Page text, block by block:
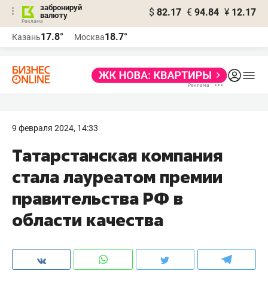
забронируй
валюту
$ 82.17 € 94.84 ¥ 12.17
Казань17.8° Москва18.7°
9 февраля 2024, 14:33
Татарстанская компания
стала лауреатом премии
правительства РФ в
области качества